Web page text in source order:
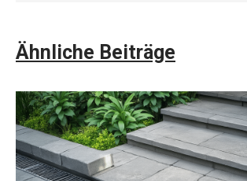
Ähnliche Beiträge